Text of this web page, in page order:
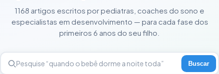
1168 artigos escritos por pediatras, coaches do sono e
especialistas em desenvolvimento — para cada fase dos
primeiros 6 anos do seu filho.
Buscar